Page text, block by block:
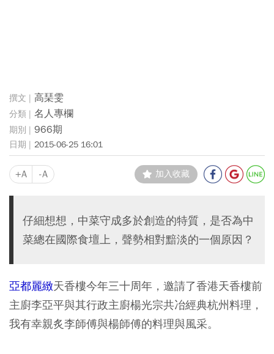
高琹雯
名人專欄
966期
2015-06-25 16:01
+A -A 加入收藏
仔細想想，中菜守成多於創造的特質，是否為中
菜總在國際食壇上，聲勢相對黯淡的一個原因？
亞都麗緻天香樓今年三十周年，邀請了香港天香樓前
主廚李亞平與其行政主廚楊光宗共冶經典杭州料理，
我有幸親炙李師傅與楊師傅的料理與風采。